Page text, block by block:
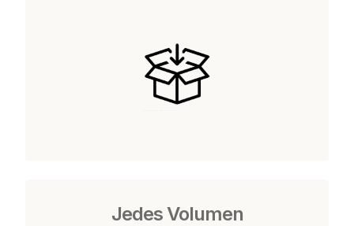
Jedes Volumen